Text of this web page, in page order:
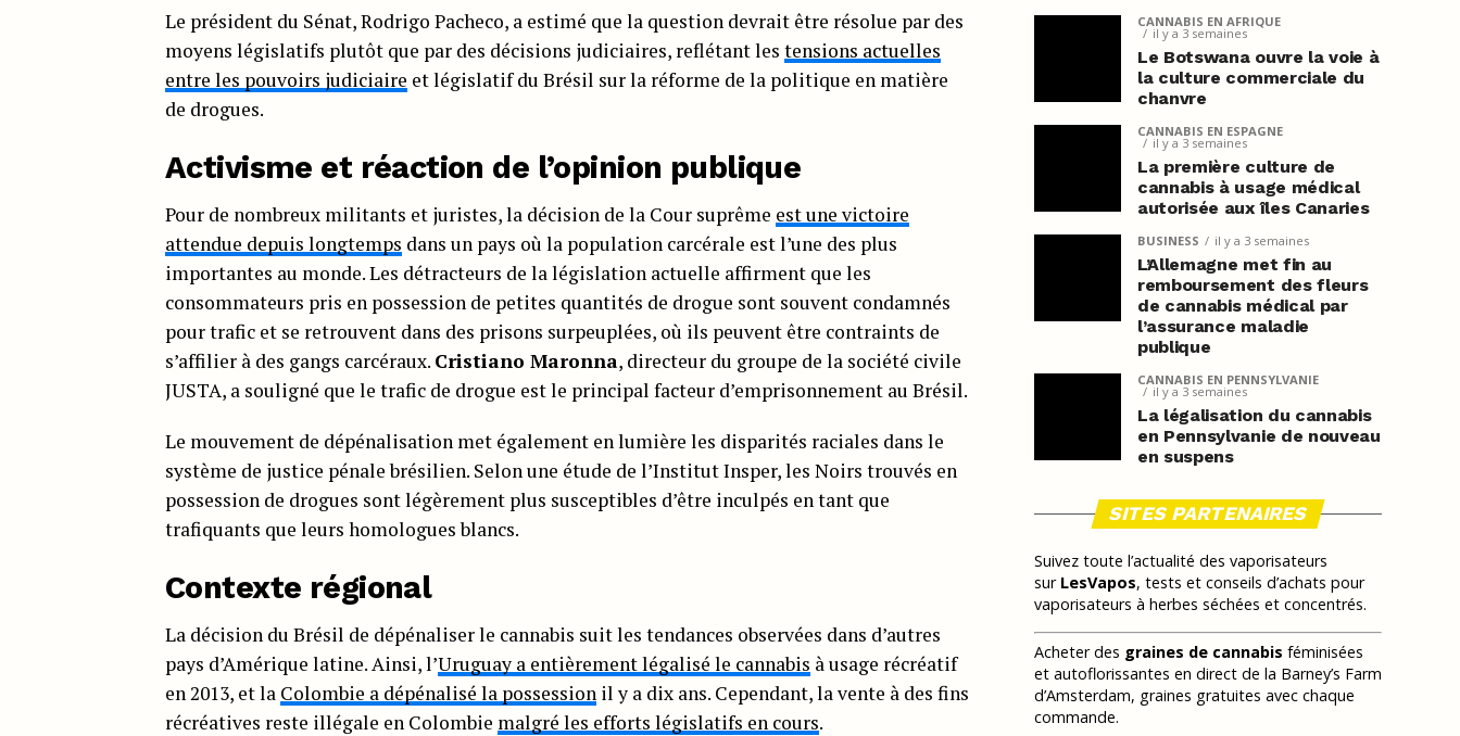
Le président du Sénat, Rodrigo Pacheco, a estimé que la question devrait être résolue par des
moyens législatifs plutôt que par des décisions judiciaires, reflétant les tensions actuelles
entre les pouvoirs judiciaire et législatif du Brésil sur la réforme de la politique en matière
de drogues.
Activisme et réaction de l’opinion publique
Pour de nombreux militants et juristes, la décision de la Cour suprême est une victoire
attendue depuis longtemps dans un pays où la population carcérale est l’une des plus
importantes au monde. Les détracteurs de la législation actuelle affirment que les
consommateurs pris en possession de petites quantités de drogue sont souvent condamnés
pour trafic et se retrouvent dans des prisons surpeuplées, où ils peuvent être contraints de
s’affilier à des gangs carcéraux. Cristiano Maronna, directeur du groupe de la société civile
JUSTA, a souligné que le trafic de drogue est le principal facteur d’emprisonnement au Brésil.
Le mouvement de dépénalisation met également en lumière les disparités raciales dans le
système de justice pénale brésilien. Selon une étude de l’Institut Insper, les Noirs trouvés en
possession de drogues sont légèrement plus susceptibles d’être inculpés en tant que
trafiquants que leurs homologues blancs.
Contexte régional
La décision du Brésil de dépénaliser le cannabis suit les tendances observées dans d’autres
pays d’Amérique latine. Ainsi, l’Uruguay a entièrement légalisé le cannabis à usage récréatif
en 2013, et la Colombie a dépénalisé la possession il y a dix ans. Cependant, la vente à des fins
récréatives reste illégale en Colombie malgré les efforts législatifs en cours.
CANNABIS EN AFRIQUE
il y a 3 semaines
Le Botswana ouvre la voie à
la culture commerciale du
chanvre
CANNABIS EN ESPAGNE
il y a 3 semaines
La première culture de
cannabis à usage médical
autorisée aux îles Canaries
BUSINESS il y a 3 semaines
L’Allemagne met fin au
remboursement des fleurs
de cannabis médical par
l’assurance maladie
publique
CANNABIS EN PENNSYLVANIE
il y a 3 semaines
La légalisation du cannabis
en Pennsylvanie de nouveau
en suspens
SITES PARTENAIRES
Suivez toute l’actualité des vaporisateurs
sur LesVapos, tests et conseils d’achats pour
vaporisateurs à herbes séchées et concentrés.
Acheter des graines de cannabis féminisées
et autoflorissantes en direct de la Barney’s Farm
d’Amsterdam, graines gratuites avec chaque
commande.